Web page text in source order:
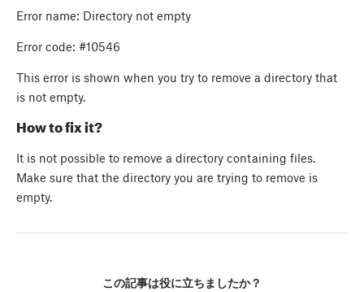
Error name: Directory not empty
Error code: #10546
This error is shown when you try to remove a directory that
is not empty.
How to fix it?
It is not possible to remove a directory containing files.
Make sure that the directory you are trying to remove is
empty.
この記事は役に立ちましたか？